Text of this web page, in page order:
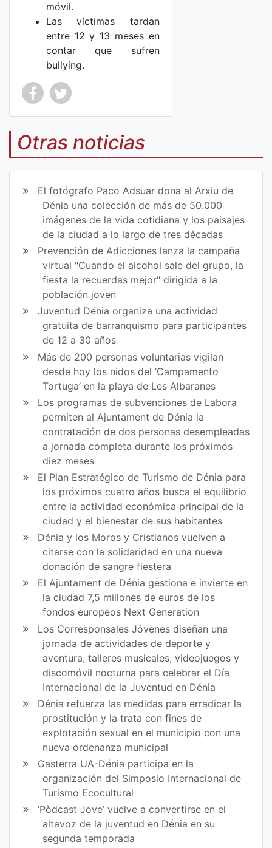
móvil.
Las víctimas tardan
entre 12 y 13 meses en
contar que sufren
bullying.
Co
mp
art
en
Fa
ce
bo
ok
Co
mp
art
ir
en
Tw
itt
er
Otras noticias
El fotógrafo Paco Adsuar dona al Arxiu de
Dénia una colección de más de 50.000
imágenes de la vida cotidiana y los paisajes
de la ciudad a lo largo de tres décadas
Prevención de Adicciones lanza la campaña
virtual "Cuando el alcohol sale del grupo, la
fiesta la recuerdas mejor" dirigida a la
población joven
Juventud Dénia organiza una actividad
gratuita de barranquismo para participantes
de 12 a 30 años
Más de 200 personas voluntarias vigilan
desde hoy los nidos del ‘Campamento
Tortuga’ en la playa de Les Albaranes
Los programas de subvenciones de Labora
permiten al Ajuntament de Dénia la
contratación de dos personas desempleadas
a jornada completa durante los próximos
diez meses
El Plan Estratégico de Turismo de Dénia para
los próximos cuatro años busca el equilibrio
entre la actividad económica principal de la
ciudad y el bienestar de sus habitantes
Dénia y los Moros y Cristianos vuelven a
citarse con la solidaridad en una nueva
donación de sangre fiestera
El Ajuntament de Dénia gestiona e invierte en
la ciudad 7,5 millones de euros de los
fondos europeos Next Generation
Los Corresponsales Jóvenes diseñan una
jornada de actividades de deporte y
aventura, talleres musicales, videojuegos y
discomóvil nocturna para celebrar el Día
Internacional de la Juventud en Dénia
Dénia refuerza las medidas para erradicar la
prostitución y la trata con fines de
explotación sexual en el municipio con una
nueva ordenanza municipal
Gasterra UA-Dénia participa en la
organización del Simposio Internacional de
Turismo Ecocultural
‘Pòdcast Jove’ vuelve a convertirse en el
altavoz de la juventud en Dénia en su
segunda temporada